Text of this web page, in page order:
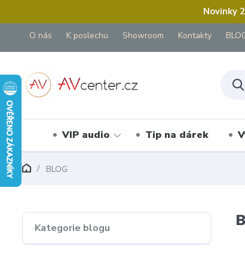
Novinky
O nás K poslechu Showroom Kontakty
VIP audio Tip na dárek
BLOG
Kategorie blogu